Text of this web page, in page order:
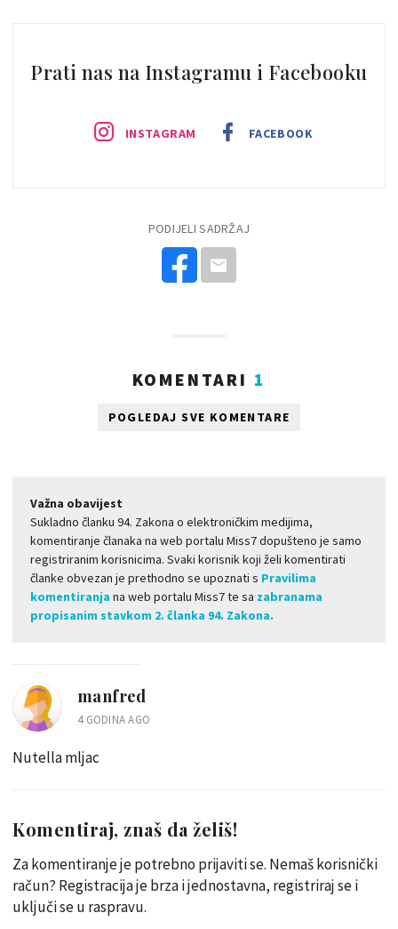
Prati nas na Instagramu i Facebooku
INSTAGRAM FACEBOOK
PODIJELI SADRŽAJ
KOMENTARI 1
POGLEDAJ SVE KOMENTARE
Važna obavijest
Sukladno članku 94. Zakona o elektroničkim medijima,
komentiranje članaka na web portalu Miss7 dopušteno je samo
registriranim korisnicima. Svaki korisnik koji želi komentirati
članke obvezan je prethodno se upoznati s Pravilima
komentiranja na web portalu Miss7 te sa zabranama
propisanim stavkom 2. članka 94. Zakona.
manfred
4 GODINA AGO
Nutella mljac
Komentiraj, znaš da želiš!
Za komentiranje je potrebno prijaviti se. Nemaš korisnički
račun? Registracija je brza i jednostavna, registriraj se i
uključi se u raspravu.